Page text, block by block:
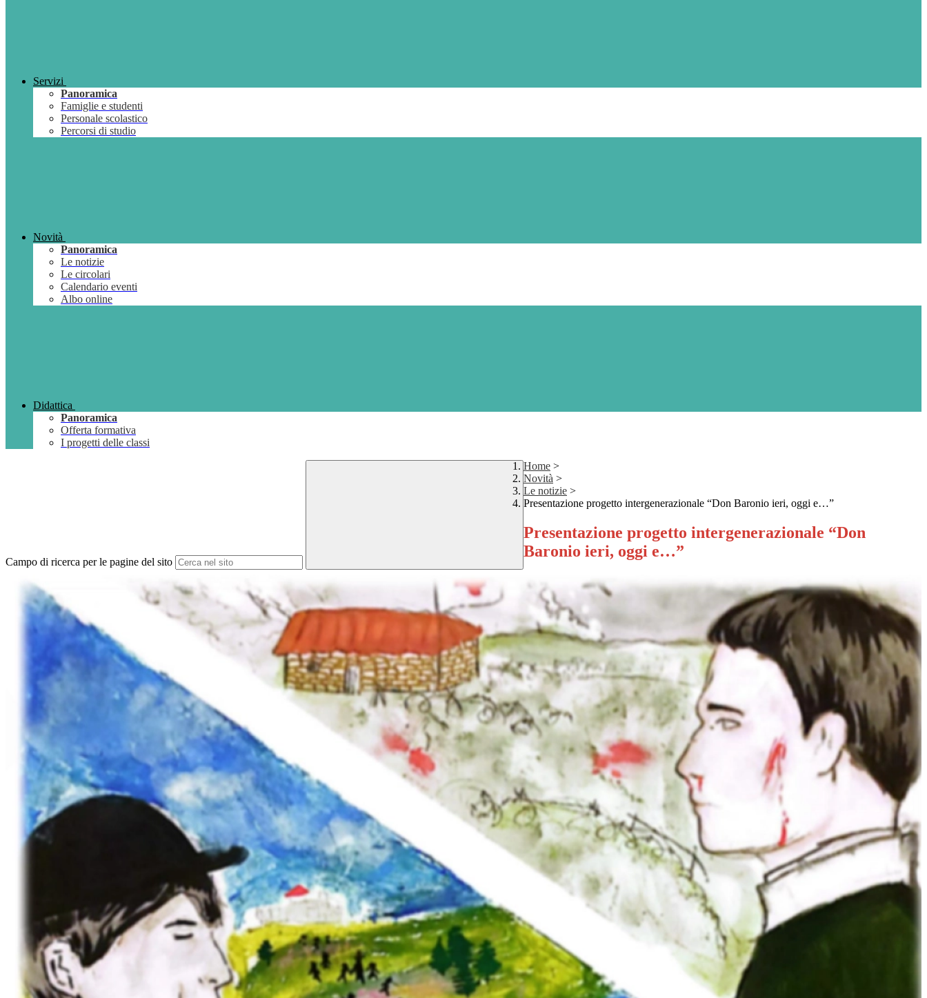
Servizi
Panoramica
Famiglie e studenti
Personale scolastico
Percorsi di studio
Novità
Panoramica
Le notizie
Le circolari
Calendario eventi
Albo online
Didattica
Panoramica
Offerta formativa
I progetti delle classi
Campo di ricerca per le pagine del sito
Home >
Novità >
Le notizie >
Presentazione progetto intergenerazionale “Don Baronio ieri, oggi e…”
Presentazione progetto intergenerazionale “Don
Baronio ieri, oggi e…”